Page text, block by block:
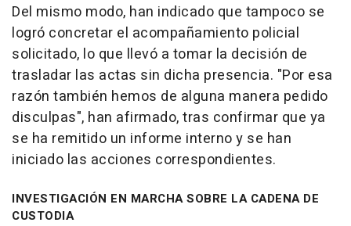
Del mismo modo, han indicado que tampoco se
logró concretar el acompañamiento policial
solicitado, lo que llevó a tomar la decisión de
trasladar las actas sin dicha presencia. "Por esa
razón también hemos de alguna manera pedido
disculpas", han afirmado, tras confirmar que ya
se ha remitido un informe interno y se han
iniciado las acciones correspondientes.
INVESTIGACIÓN EN MARCHA SOBRE LA CADENA DE
CUSTODIA